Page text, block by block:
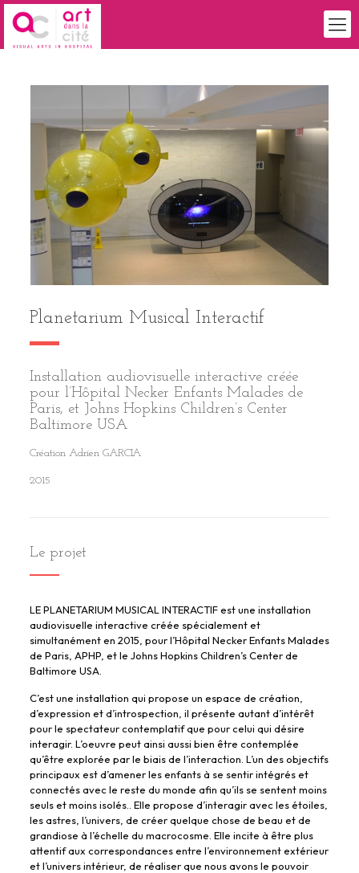
Planetarium Musical Interactif
Installation audiovisuelle interactive créée
pour l’Hôpital Necker Enfants Malades de
Paris, et
Johns Hopkins Children’sCenter
Baltimore USA
Création Adrien GARCIA
2015
Le projet
LE PLANETARIUM MUSICAL INTERACTIF est une installation
audiovisuelle interactive créée spécialement et
simultanément en 2015, pour l’Hôpital Necker Enfants Malades
de Paris, APHP, et le Johns Hopkins Children’s Center de
Baltimore USA.
C’est une installation qui propose un espace de création,
d’expression et d’introspection, il présente autant d’intérêt
pour le spectateur contemplatif que pour celui qui désire
interagir. L’oeuvre peut ainsi aussi bien être contemplée
qu’être explorée par le biais de l’interaction. L’un des objectifs
principaux est d’amener les enfants à se sentir intégrés et
connectés avec le reste du monde afin qu’ils se sentent moins
seuls et moins isolés.. Elle propose d’interagir avec les étoiles,
les astres, l’univers, de créer quelque chose de beau et de
grandiose à l’échelle du macrocosme. Elle incite à être plus
attentif aux correspondances entre l’environnement extérieur
et l’univers intérieur, de réaliser que nous avons le pouvoir